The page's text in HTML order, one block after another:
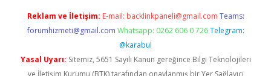
Reklam ve İletişim: E-mail: backlinkpaneli@gmail.com Teams:
forumhizmeti@gmail.com Whatsapp: 0262 606 0 726 Telegram:
@karabul
Yasal Uyarı: Sitemiz, 5651 Sayılı Kanun gereğince Bilgi Teknolojileri
ve İletişim Kurumu (BTK) tarafından onaylanmış bir Yer Sağlayıcı